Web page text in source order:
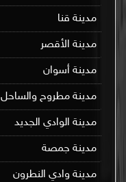
مدينة قنا
مدينة الأقصر
مدينة أسوان
مدينة مطروح والساحل
مدينة الوادي الجديد
مدينة جمصة
مدينة وادي النطرون